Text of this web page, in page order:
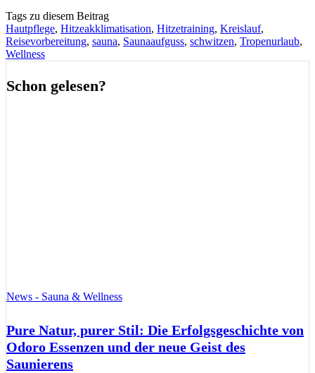
Tags zu diesem Beitrag
Hautpflege, Hitzeakklimatisation, Hitzetraining, Kreislauf,
Reisevorbereitung, sauna, Saunaaufguss, schwitzen, Tropenurlaub,
Wellness
Schon gelesen?
News - Sauna & Wellness
Pure Natur, purer Stil: Die Erfolgsgeschichte von
Odoro Essenzen und der neue Geist des
Saunierens